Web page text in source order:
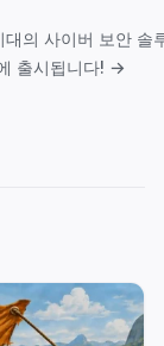
의 사이버 보안 솔
출시됩니다! →